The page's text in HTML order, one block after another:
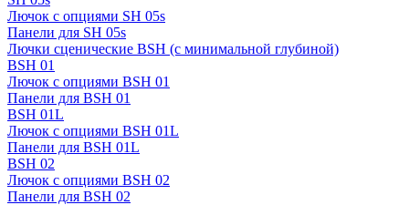
Лючок с опциями SH 05s
Панели для SH 05s
Лючки сценические BSH (с минимальной глубиной)
BSH 01
Лючок с опциями BSH 01
Панели для BSH 01
BSH 01L
Лючок с опциями BSH 01L
Панели для BSH 01L
BSH 02
Лючок с опциями BSH 02
Панели для BSH 02